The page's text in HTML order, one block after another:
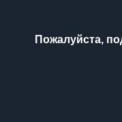
Пожалуйста,